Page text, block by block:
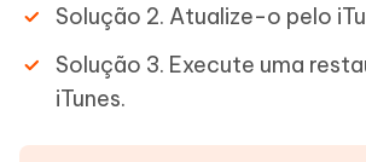
Solução 2. Atualize-o pelo
Solução 3. Execute uma
iTunes.